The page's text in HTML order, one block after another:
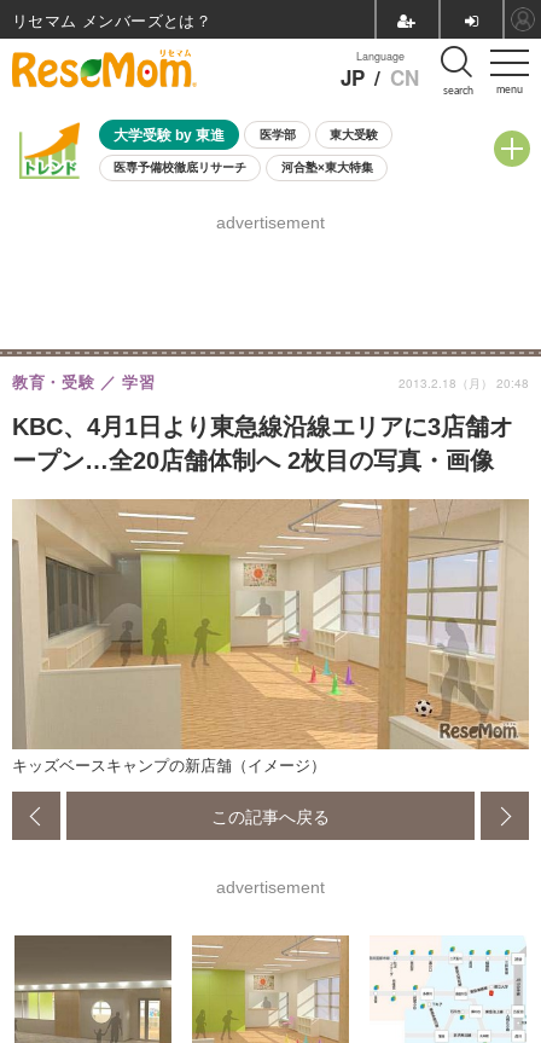
menu
Language
JP / CN search
大学受験 by 東進 医学部 東大受験
医専予備校徹底リサーチ 河合塾×東大特集
8月開催学校説明会・相談会
advertisement
KBC、4月1日より東急線沿線エリアに3店舗オ
ープン…全20店舗体制へ 2枚目の写真・画像
教育・受験 学習 2013.2.18（月） 20:48
キッズベースキャンプの新店舗（イメージ）
この記事へ戻る
advertisement
リセマム メンバーズ